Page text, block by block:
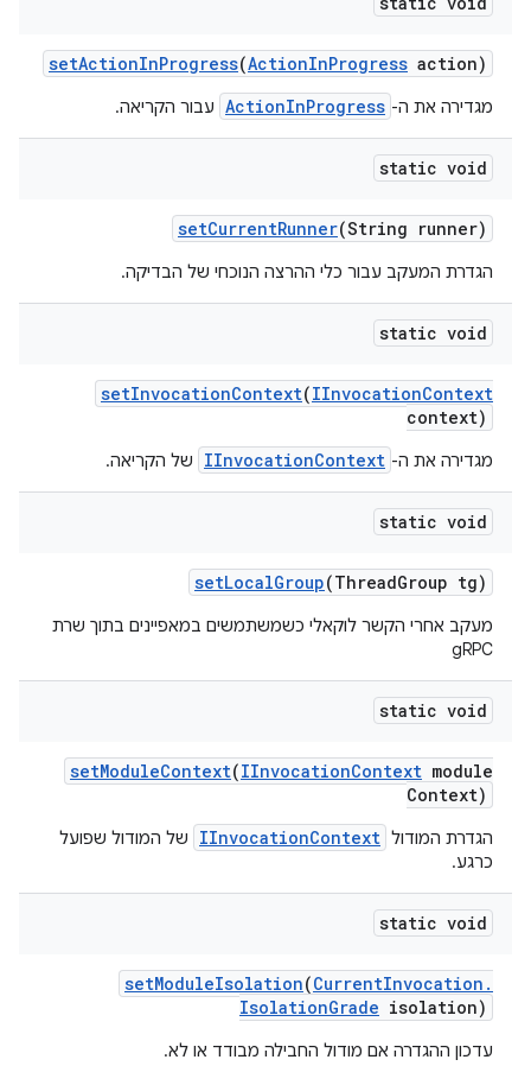
setActionInProgress(ActionInProgress action)
מגדירה את ה- ActionInProgress עבור הקריאה.
static void
setCurrentRunner(String runner)
הגדרת המעקב עבור כלי ההרצה הנוכחי של הבדיקה.
static void
setInvocationContext(IInvocationContext
context)
מגדירה את ה- IInvocationContext של הקריאה.
static void
setLocalGroup(ThreadGroup tg)
מעקב אחרי הקשר לוקאלי כשמשתמשים במאפיינים בתוך שרת
gRPC
static void
setModuleContext(IInvocationContext module
Context)
הגדרת המודול IInvocationContext
של המודול שפועל
כרגע.
static void
setModuleIsolation(CurrentInvocation .
IsolationGrade isolation)
עדכון ההגדרה אם מודול החבילה מבודד או לא.